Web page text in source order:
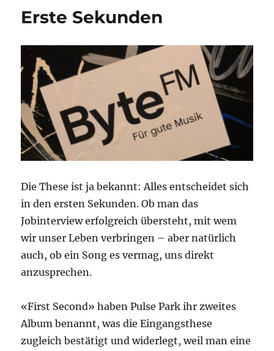
Erste Sekunden
Die These ist ja bekannt: Alles entscheidet sich
in den ersten Sekunden. Ob man das
Jobinterview erfolgreich übersteht, mit wem
wir unser Leben verbringen – aber natürlich
auch, ob ein Song es vermag, uns direkt
anzusprechen.
«First Second» haben Pulse Park ihr zweites
Album benannt, was die Eingangsthese
zugleich bestätigt und widerlegt, weil man eine